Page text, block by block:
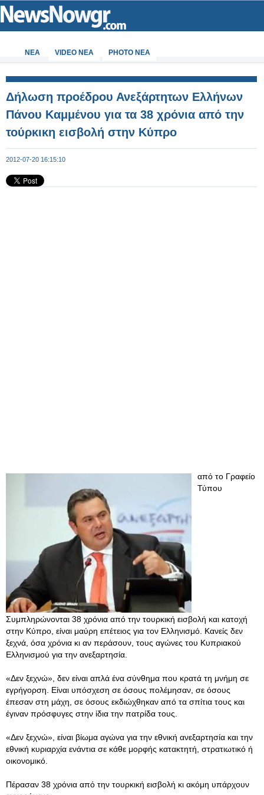
ΝΕΑ VIDEO NEA PHOTO NEA
Δήλωση προέδρου Ανεξάρτητων Ελλήνων
Πάνου Καμμένου για τα 38 χρόνια από την
τούρκικη εισβολή στην Κύπρο
2012-07-20 16:15:10
από το Γραφείο
Τύπου
Συμπληρώνονται 38 χρόνια από την τουρκική εισβολή και κατοχή
στην Κύπρο, είναι μαύρη επέτειος για τον Ελληνισμό. Κανείς δεν
ξεχνά, όσα χρόνια κι αν περάσουν, τους αγώνες του Κυπριακού
Ελληνισμού για την ανεξαρτησία.
«Δεν ξεχνώ», δεν είναι απλά ένα σύνθημα που κρατά τη μνήμη σε
εγρήγορση. Είναι υπόσχεση σε όσους πολέμησαν, σε όσους
έπεσαν στη μάχη, σε όσους εκδιώχθηκαν από τα σπίτια τους και
έγιναν πρόσφυγες στην ίδια την πατρίδα τους.
«Δεν ξεχνώ», είναι βίωμα αγώνα για την εθνική ανεξαρτησία και την
εθνική κυριαρχία ενάντια σε κάθε μορφής κατακτητή, στρατιωτικό ή
οικονομικό.
Πέρασαν 38 χρόνια από την τουρκική εισβολή κι ακόμη υπάρχουν